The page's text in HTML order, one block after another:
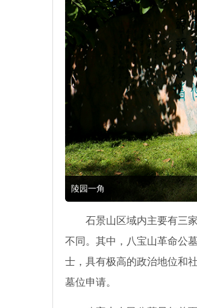
陵园一角
石景山区域内主要有三
不同。其中，八宝山革命公
士，具有极高的政治地位和
墓位申请。